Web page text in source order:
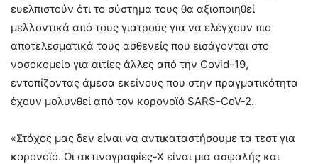
ευελπιστούν ότι το σύστημα τους θα αξιοποιηθεί
μελλοντικά από τους γιατρούς για να ελέγχουν πιο
αποτελεσματικά τους ασθενείς που εισάγονται στο
νοσοκομείο για αιτίες άλλες από την Covid-19,
εντοπίζοντας άμεσα εκείνους που στην πραγματικότητα
έχουν μολυνθεί από τον κορονοϊό SARS-CoV-2.
«Στόχος μας δεν είναι να αντικαταστήσουμε τα τεστ για
κορονοϊό. Οι ακτινογραφίες-Χ είναι μια ασφαλής και